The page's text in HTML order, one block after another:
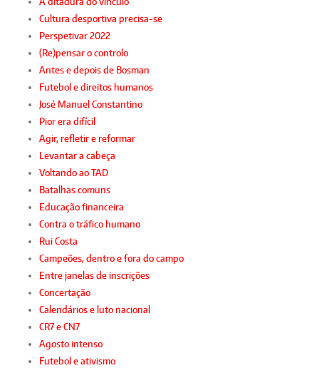
Cultura desportiva precisa-se
Perspetivar 2022
(Re)pensar o controlo
Antes e depois de Bosman
Futebol e direitos humanos
José Manuel Constantino
Pior era difícil
Agir, refletir e reformar
Levantar a cabeça
Voltando ao TAD
Batalhas comuns
Educação financeira
Contra o tráfico humano
Rui Costa
Campeões, dentro e fora do campo
Entre janelas de inscrições
Concertação
Calendários e luto nacional
CR7 e CN7
Agosto intenso
Futebol e ativismo